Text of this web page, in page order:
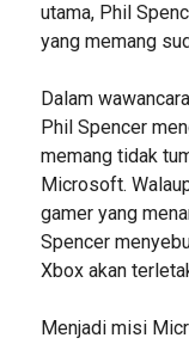
utama, Phil
yang memang
Dalam
Phil Spencer
memang tidak
Microsoft.
gamer yang
Spencer
Xbox akan
Menjadi misi